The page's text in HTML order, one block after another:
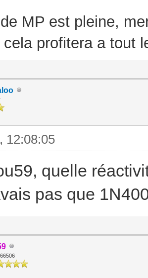
MP est pleine,
profitera a tout
12:08:05
quelle
pas que